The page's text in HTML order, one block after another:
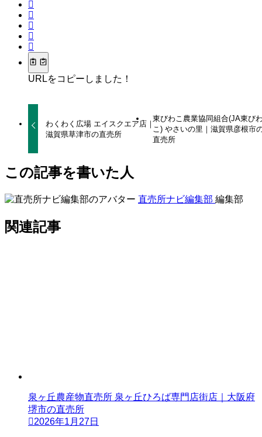
URLをコピーしました！
わくわく広場 エイスクエア店｜
滋賀県草津市の直売所
東びわこ農業協同組合(JA東び
こ) やさいの里｜滋賀県彦根市
直売所
この記事を書いた人
直売所ナビ編集部 編集部
関連記事
泉ヶ丘農産物直売所 泉ヶ丘ひろば専門店街店｜大阪府
堺市の直売所
2026年1月27日